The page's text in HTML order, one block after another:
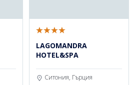
LAGOMANDRA
HOTEL&SPA
Ситония, Гърция